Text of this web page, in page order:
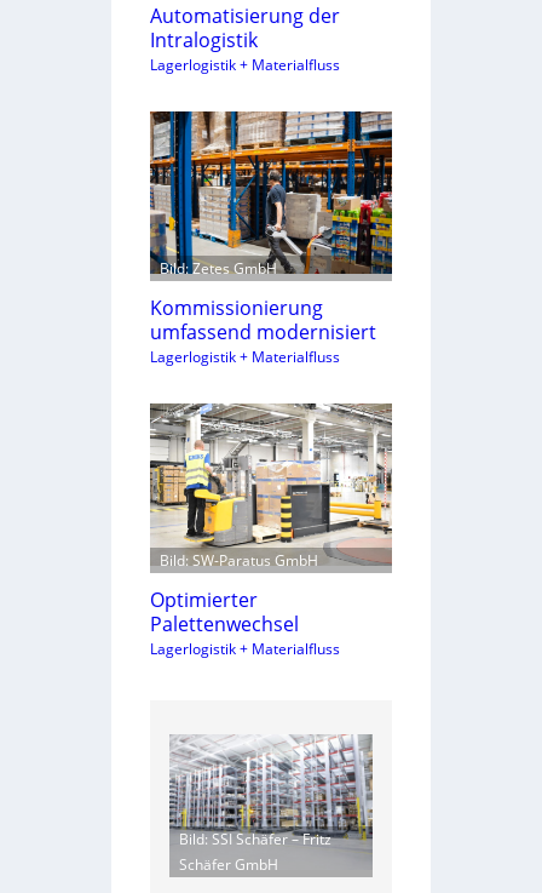
Automatisierung der
Intralogistik
Lagerlogistik + Materialfluss
Bild: Zetes GmbH
Kommissionierung
umfassend modernisiert
Lagerlogistik + Materialfluss
Bild: SW-Paratus GmbH
Optimierter
Palettenwechsel
Lagerlogistik + Materialfluss
Bild: SSI Schäfer – Fritz
Schäfer GmbH